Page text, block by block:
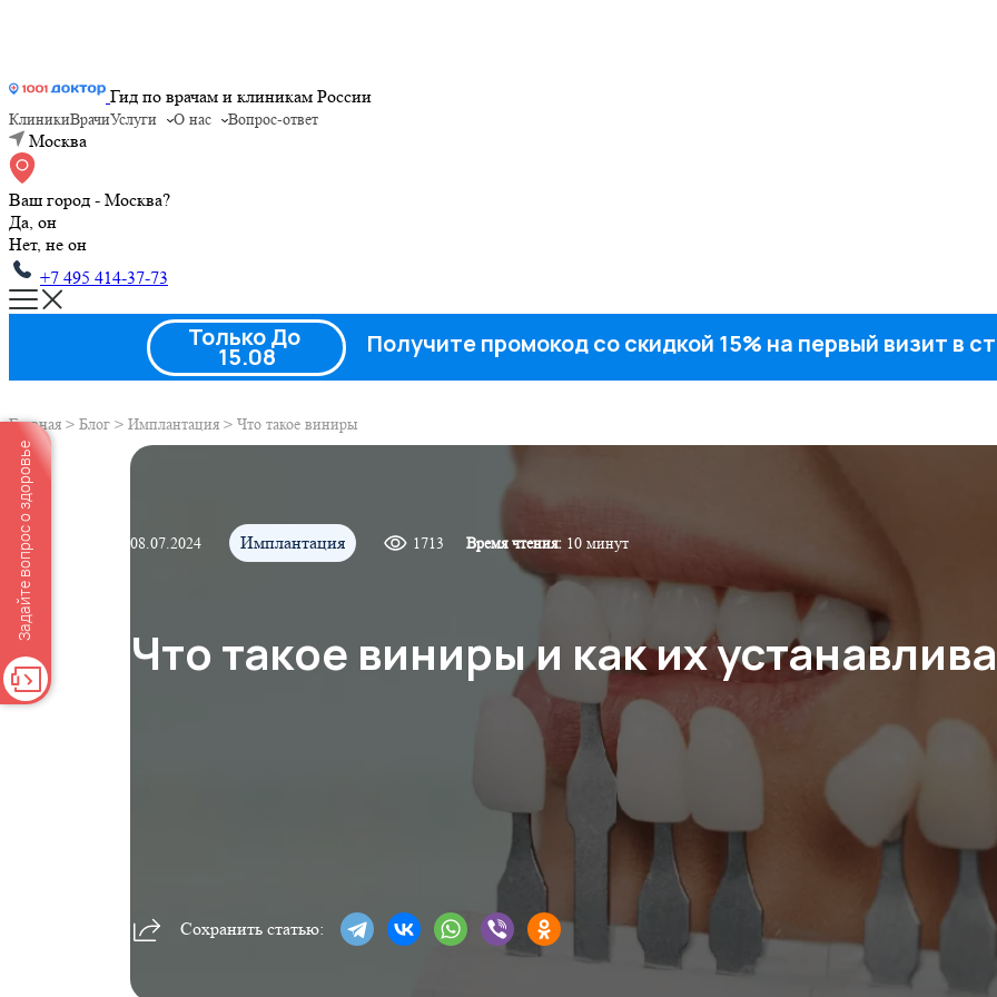
Гид по врачам и клиникам России
КлиникиВрачиУслуги О нас Вопрос-ответ
Москва
Ваш город - Москва?
Да, он
Нет, не он
+7 495 414-37-73
Главная > Блог > Имплантация > Что такое виниры
08.07.2024 Имплантация 1713 Время чтения: 10 минут
Что такое виниры и как их
Сохранить статью:
Только До
15.08 Получите промокод со скидкой 15% на первый визит в
Задайте вопрос о здоровье